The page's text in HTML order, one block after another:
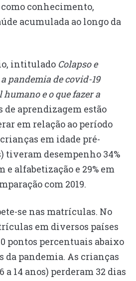
conhecimento,
acumulada ao longo da
intitulado Colapso e
pandemia de covid-19
e o que fazer a
de aprendizagem estão
em relação ao período
em idade pré-
tiveram desempenho 34%
alfabetização e 29% em
com 2019.
se nas matrículas. No
em diversos países
pontos percentuais abaixo
da pandemia. As crianças
a 14 anos) perderam 32 dias